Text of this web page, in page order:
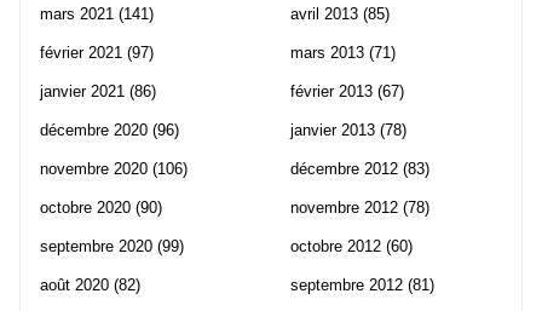
mars 2021 (141)
février 2021 (97)
janvier 2021 (86)
décembre 2020 (96)
novembre 2020 (106)
octobre 2020 (90)
septembre 2020 (99)
août 2020 (82)
avril 2013 (85)
mars 2013 (71)
février 2013 (67)
janvier 2013 (78)
décembre 2012 (83)
novembre 2012 (78)
octobre 2012 (60)
septembre 2012 (81)